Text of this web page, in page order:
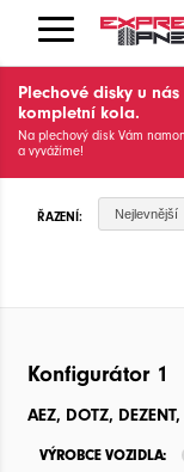
Plechové disky u
kompletní kola.
Na plechový disk Vám
a vyvážíme!
ŘAZENÍ: Nejlevnější
Konfigurátor 1
AEZ, DOTZ,
VÝROBCE VOZIDLA: